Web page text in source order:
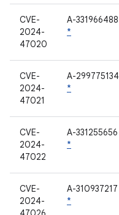
CVE-
2024-
47020
A-331966488
*
CVE-
2024-
47021
A-299775134
*
CVE-
2024-
47022
A-331255656
*
CVE-
2024-
A-310937217
*